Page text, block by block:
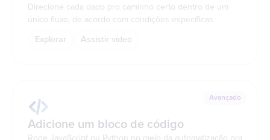
Direcione cada dado pro caminho certo dentro de um
único fluxo, de acordo com condições específicas
Explorar Assistir vídeo
Avançado
Adicione um bloco de código
Rode JavaScript ou Python no meio da automatização pra